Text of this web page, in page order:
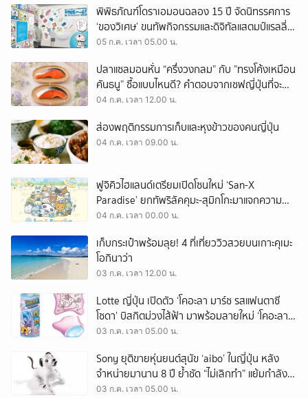
พิพิธภัณฑ์โดราเอมอนฉลอง 15 ปี จัดนิทรรศการ
‘ของวิเศษ’ ขนทัพกิจกรรมและดิจิทัลแสตมป์แรลลี่
แบบจัดเต็มถึงปี 2027!
05 ก.ค. เวลา 05.00 น.
ปลาแซลมอนหั่น “ครึ่งวงกลม” กับ ”ทรงโค้งเหมือน
คันธนู” ซื้อแบบไหนดี? คำตอบจากเชฟญี่ปุ่นที่จะ
ทำให้เรารู้สึกว่ารู้งี้เราควรรู้มาตั้งนานแล้ว!
04 ก.ค. เวลา 12.00 น.
ส่องพฤติกรรมการเก็บและหุงข้าวของคนญี่ปุ่น
04 ก.ค. เวลา 09.00 น.
ฟูจิคิวไฮแลนด์เตรียมเปิดโซนใหม่ ‘San-X
Paradise’ ยกทัพริลัคคุมะ-สุมิกโกะมาแจกความ
สดใส เริ่ม 1 ส.ค. นี้
04 ก.ค. เวลา 00.00 น.
เก็บกระเป๋าพร้อมลุย! 4 ที่เที่ยววิวสวยบนเกาะคุเมะ
โอกินาว่า
03 ก.ค. เวลา 12.00 น.
Lotte ญี่ปุ่น เปิดตัว ‘โคอะลา มาร์ช รสแฟนตาซี
โซดา’ บิสกิตม่วงไส้ฟ้า มาพร้อมลายใหม่ ‘โคอะลายู
นิคอร์น’ สัญลักษณ์แห่งความสุข
03 ก.ค. เวลา 05.00 น.
Sony ยุติขายหุ่นยนต์สุนัข ‘aibo’ ในญี่ปุ่น หลัง
จำหน่ายมานาน 8 ปี ย้ำชัด “ไม่เลิกทำ” แย้มกำลัง
พัฒนารุ่นถัดไป!
03 ก.ค. เวลา 05.00 น.